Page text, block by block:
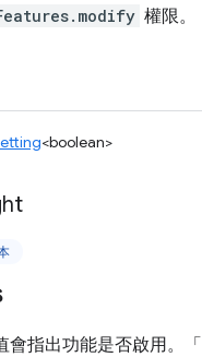
權限。
<boolean>
會指出功能是否啟用。「